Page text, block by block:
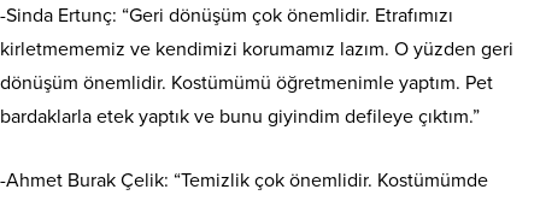
-Sinda Ertunç: “Geri dönüşüm çok önemlidir. Etrafımızı
kirletmememiz ve kendimizi korumamız lazım. O yüzden geri
dönüşüm önemlidir. Kostümümü öğretmenimle yaptım. Pet
bardaklarla etek yaptık ve bunu giyindim defileye çıktım.”
-Ahmet Burak Çelik: “Temizlik çok önemlidir. Kostümümde